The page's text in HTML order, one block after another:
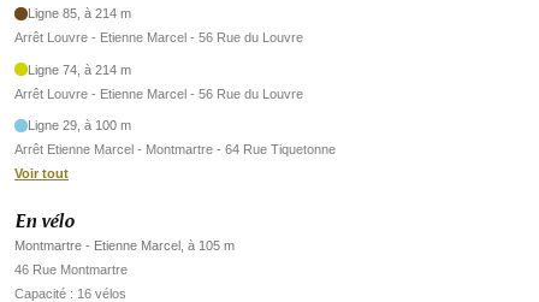
Ligne 85, à 214 m
Arrêt Louvre - Etienne Marcel - 56 Rue du Louvre
Ligne 74, à 214 m
Arrêt Louvre - Etienne Marcel - 56 Rue du Louvre
Ligne 29, à 100 m
Arrêt Etienne Marcel - Montmartre - 64 Rue Tiquetonne
Voir tout
En vélo
Montmartre - Etienne Marcel, à 105 m
46 Rue Montmartre
Capacité : 16 vélos